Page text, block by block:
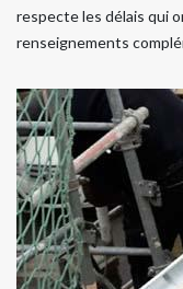
respecte les délais qui
renseignements